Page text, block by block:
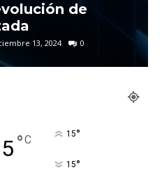
de
13, 2024 0
°C 15°
15°